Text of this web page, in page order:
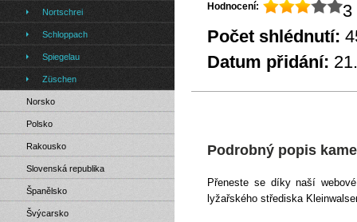
Hodnocení:
3
Počet shlédnutí:
Datum přidání:
Podrobný popis
Přeneste se díky naší
lyžařského střediska
Nortschrei
Schloppach
Spiegelau
Züschen
Norsko
Polsko
Rakousko
Slovenská republika
Španělsko
Švýcarsko